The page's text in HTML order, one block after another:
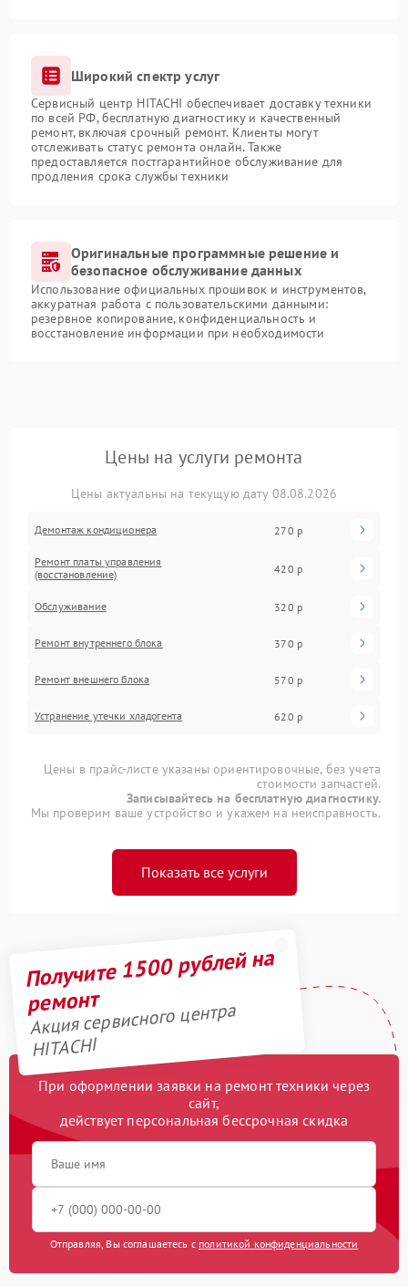
Широкий спектр услуг
Сервисный центр HITACHI обеспечивает доставку техники
по всей РФ, бесплатную диагностику и качественный
ремонт, включая срочный ремонт. Клиенты могут
отслеживать статус ремонта онлайн. Также
предоставляется постгарантийное обслуживание для
продления срока службы техники
Оригинальные программные решение и
безопасное обслуживание данных
Использование официальных прошивок и инструментов,
аккуратная работа с пользовательскими данными:
резервное копирование, конфиденциальность и
восстановление информации при необходимости
Цены на услуги ремонта
Цены актуальны на текущую дату 08.08.2026
Демонтаж кондиционера 270 р
Ремонт платы управления
(восстановление)
420 р
Обслуживание 320 р
Ремонт внутреннего блока 370 р
Ремонт внешнего блока 570 р
Устранение утечки хладогента 620 р
Цены в прайс-листе указаны ориентировочные, без учета
стоимости запчастей.
Записывайтесь на бесплатную диагностику.
Мы проверим ваше устройство и укажем на неисправность.
Показать все услуги
Получите 1500 рублей на
ремонт
Акция сервисного центра
HITACHI
При оформлении заявки на ремонт техники через
сайт,
действует персональная бессрочная скидка
Отправляя, Вы соглашаетесь с политикой конфиденциальности